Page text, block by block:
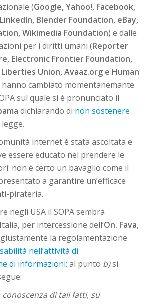
(Google, Yahoo!, Facebook,
Blender Foundation, eBay,
Wikimedia Foundation) e dalle
per i diritti umani (Reporter
Electronic Frontier Foundation,
Union, Avaaz.org e Human
hanno cambiato momentanemante
sul quale si è pronunciato il
dichiarando di non sostenere
internet è stata ascoltata e
essere educato nel prendere le
non è certo un bavaglio come il
a garantire un’efficace
pirateria.
negli USA il SOPA sembra
per intercessione dell’On. Fava,
la regolamentazione
nell’attività di
di informazioni: al punto b)si
conoscenza di tali fatti, su